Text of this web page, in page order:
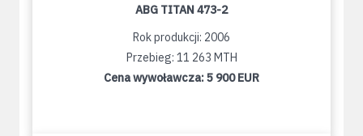
ABG TITAN 473-2
Rok produkcji: 2006
Przebieg: 11 263 MTH
Cena wywoławcza:5 900 EUR